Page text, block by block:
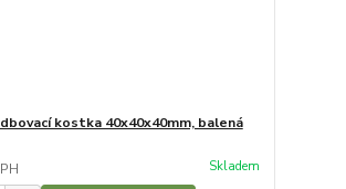
kostka 40x40x40mm, balená
Skladem